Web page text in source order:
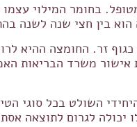
בחומר המילוי
בין חצי שנה לשנה
זר. החומצה ההיא
משרד הבריאות
השולט בכל סוגי
יכולה לגרום לתוצאה